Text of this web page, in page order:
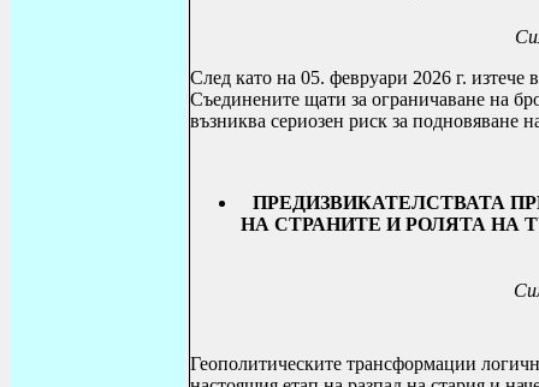
След като на 05. февруари 2026 г. изтече
Съединените щати за ограничаване на
възниква сериозен риск за подновяване
ПРЕДИЗВИКАТЕЛСТВАТА
НА СТРАНИТЕ И РОЛЯТА НА
Геополитическите трансформации